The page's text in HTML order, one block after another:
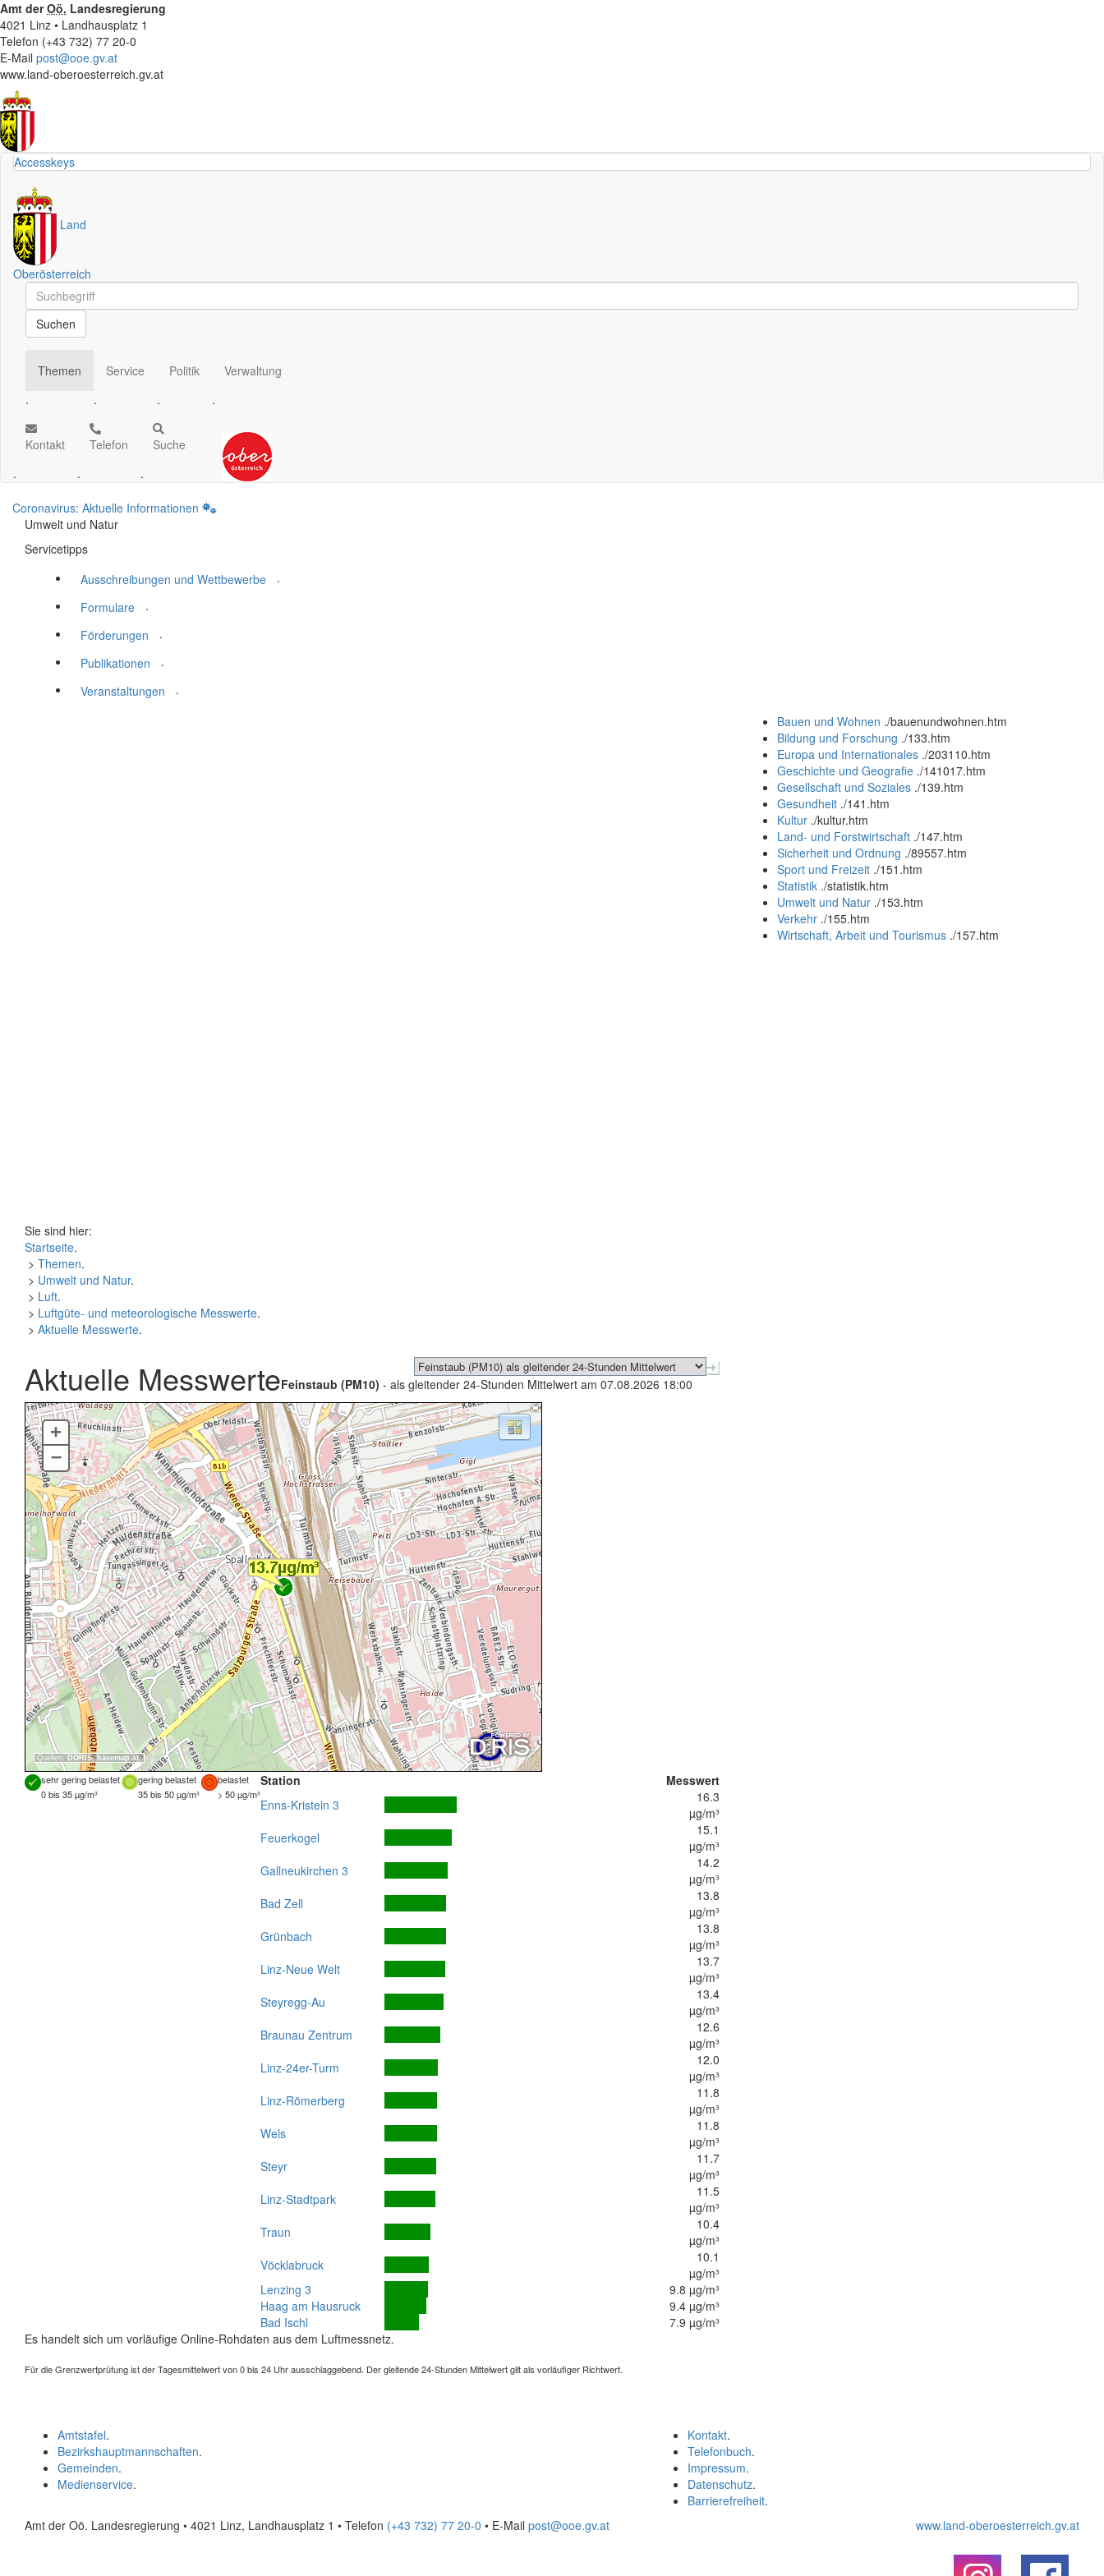
Amt derOö. Landesregierung
4021 Linz • Landhausplatz 1
Telefon (+43 732) 77 20-0
E-Mail post@ooe.gv.at
www.land-oberoesterreich.gv.at
Accesskeys
Land
Oberösterreich
Schnellsuche
Schnellsuche
Suchen
Themen
.
Service
.
Politik
.
Verwaltung
.
Kontakt
.
Telefon
.
Suche
.
Coronavirus: Aktuelle Informationen
Umwelt und Natur
Servicetipps
Ausschreibungen und Wettbewerbe
.
Formulare
.
Förderungen
.
Publikationen
.
Veranstaltungen
.
Bauen und Wohnen ./bauenundwohnen.htm
Bildung und Forschung ./133.htm
Europa und Internationales ./203110.htm
Geschichte und Geografie ./141017.htm
Gesellschaft und Soziales ./139.htm
Gesundheit ./141.htm
Kultur ./kultur.htm
Land- und Forstwirtschaft ./147.htm
Sicherheit und Ordnung ./89557.htm
Sport und Freizeit ./151.htm
Statistik ./statistik.htm
Umwelt und Natur ./153.htm
Verkehr ./155.htm
Wirtschaft, Arbeit und Tourismus ./157.htm
Sie sind hier:
Startseite.
> Themen.
> Umwelt und Natur.
> Luft.
> Luftgüte- und meteorologische Messwerte.
> Aktuelle Messwerte.
Aktuelle MesswerteFeinstaub (PM10) - als gleitender 24-Stunden Mittelwert am 07.08.2026 18:00
Quellen: DORIS, basemap.at
+
–
sehr gering belastet gering belastet
belastet
0 bis 35 µg/m³
35 bis 50 µg/m³ > 50 µg/m³
Station
Messwert
Enns-Kristein 3
16.3
µg/m³
Feuerkogel
15.1
µg/m³
Gallneukirchen 3
14.2
µg/m³
Bad Zell
13.8
µg/m³
Grünbach
13.8
µg/m³
Linz-Neue Welt
13.7
µg/m³
Steyregg-Au
13.4
µg/m³
Braunau Zentrum
12.6
µg/m³
Linz-24er-Turm
12.0
µg/m³
Linz-Römerberg
11.8
µg/m³
Wels
11.8
µg/m³
Steyr
11.7
µg/m³
Linz-Stadtpark
11.5
µg/m³
Traun
10.4
µg/m³
Vöcklabruck
10.1
µg/m³
Lenzing 3
9.8 µg/m³
Haag am Hausruck
9.4 µg/m³
Bad Ischl
7.9 µg/m³
Es handelt sich um vorläufige Online-Rohdaten aus dem Luftmessnetz.
Für die Grenzwertprüfung ist der Tagesmittelwert von 0 bis 24 Uhr ausschlaggebend. Der gleitende 24-Stunden Mittelwert gilt als vorläufiger Richtwert.
Kontakt.
Telefonbuch.
Impressum.
Datenschutz.
Barrierefreiheit.
Amtstafel.
Bezirkshauptmannschaften.
Gemeinden.
Medienservice.
Amt der Oö. Landesregierung • 4021 Linz, Landhausplatz 1 • Telefon (+43 732) 77 20-0 • E-Mail post@ooe.gv.at www.land-oberoesterreich.gv.at